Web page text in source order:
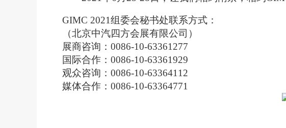
GIMC 2021组委会秘书处联系方式：
（北京中汽四方会展有限公司）
展商咨询：0086-10-63361277
国际合作：0086-10-63361929
观众咨询：0086-10-63364112
媒体合作：0086-10-63364771